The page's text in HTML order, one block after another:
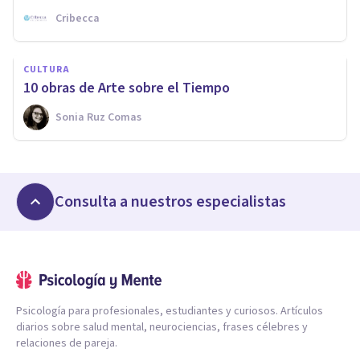
Cribecca
CULTURA
10 obras de Arte sobre el Tiempo
Sonia Ruz Comas
Consulta a nuestros especialistas
Psicología para profesionales, estudiantes y curiosos. Artículos
diarios sobre salud mental, neurociencias, frases célebres y
relaciones de pareja.